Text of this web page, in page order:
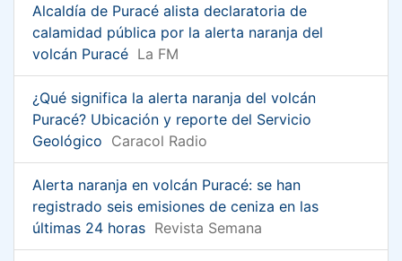
Alcaldía de Puracé alista declaratoria de
calamidad pública por la alerta naranja del
volcán Puracé La FM
¿Qué significa la alerta naranja del volcán
Puracé? Ubicación y reporte del Servicio
Geológico Caracol Radio
Alerta naranja en volcán Puracé: se han
registrado seis emisiones de ceniza en las
últimas 24 horas Revista Semana